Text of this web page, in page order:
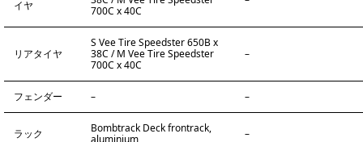
イヤ
700C x 40C
リアタイヤ
S Vee Tire Speedster 650B x
38C / M Vee Tire Speedster
700C x 40C
–
フェンダー – –
ラック
Bombtrack Deck frontrack,
aluminium
–